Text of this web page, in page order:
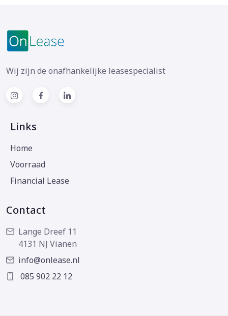
Wij zijn de onafhankelijke leasespecialist
Links
Home
Voorraad
Financial Lease
Contact
Lange Dreef 11
4131 NJ Vianen
info@onlease.nl
085 902 22 12